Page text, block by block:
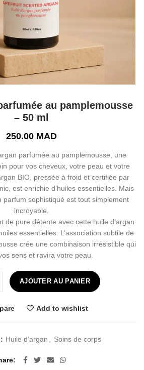
au pamplemousse
– 50 ml
250.00MAD
parfumée au pamplemousse, une
pour vos cheveux, votre peau et votre
BIO, pressée à froid et certifiée par
est enrichie d’huiles essentielles. Mais
parfum sophistiqué est tout simplement
incroyable.
de pure détente avec cette huile d’argan
essentielles. L’association subtile de
crée une combinaison irrésistible qui
sens et ravira votre peau.
Huile d'argan parfumée au pamplemousse -
AJOUTER AU PANIER
Add to wishlist
Huile d'argan Soins de corps